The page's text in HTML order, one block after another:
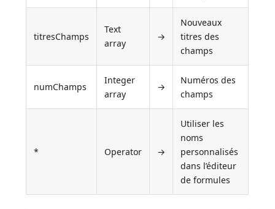
titresChamps
Text
array
→
Nouveaux
titres des
champs
numChamps
Integer
array
→
Numéros des
champs
* Operator →
Utiliser les
noms
personnalisés
dans l’éditeur
de formules